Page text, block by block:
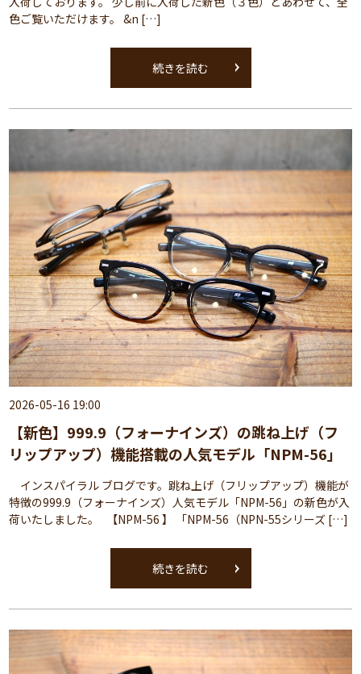
色ご覧いただけます。 &n […]
続きを読む
2026-05-16 19:00
【新色】999.9（フォーナインズ）の跳ね上げ（フ
リップアップ）機能搭載の人気モデル「NPM-56」
インスパイラル ブログです。跳ね上げ（フリップアップ）機能が
特徴の999.9（フォーナインズ）人気モデル「NPM-56」の新色が入
荷いたしました。 【NPM-56 】 「NPM-56（NPN-55シリーズ […]
続きを読む